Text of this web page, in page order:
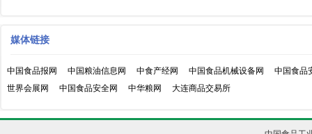
媒体链接
中国食品报网 中国粮油信息网 中食产经网 中国食品机械设备网
中国食品
世界会展网
中国食品安全网 中华粮网 大连商品交易所